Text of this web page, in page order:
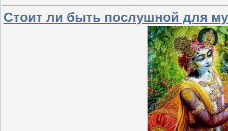
Стоит ли быть послушной для